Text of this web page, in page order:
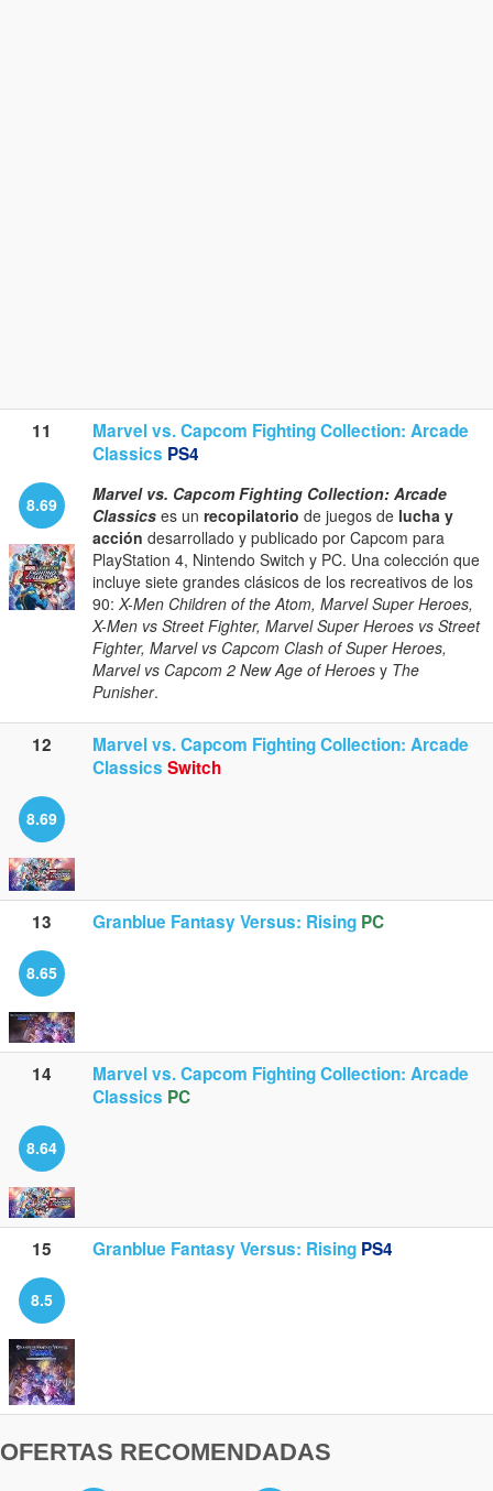
11
Marvel vs. Capcom Fighting Collection: Arcade
Classics PS4
8.69
Marvel vs. Capcom Fighting Collection: Arcade
Classics es un recopilatorio de juegos de lucha y
acción desarrollado y publicado por Capcom para
PlayStation 4, Nintendo Switch y PC. Una colección que
incluye siete grandes clásicos de los recreativos de los
90: X-Men Children of the Atom, Marvel Super Heroes,
X-Men vs Street Fighter, Marvel Super Heroes vs Street
Fighter, Marvel vs Capcom Clash of Super Heroes,
Marvel vs Capcom 2 New Age of Heroes y The
Punisher.
12
Marvel vs. Capcom Fighting Collection: Arcade
Classics Switch
8.69
13 Granblue Fantasy Versus: Rising PC
8.65
14
Marvel vs. Capcom Fighting Collection: Arcade
Classics PC
8.64
15 Granblue Fantasy Versus: Rising PS4
8.5
OFERTAS RECOMENDADAS